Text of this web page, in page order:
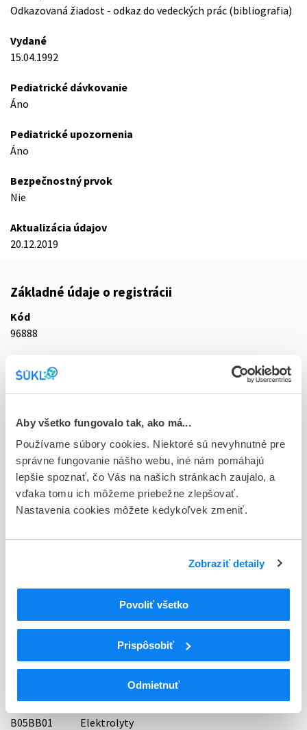
Aby všetko fungovalo tak, ako má...
Používame súbory cookies. Niektoré sú nevyhnutné pre
správne fungovanie nášho webu, iné nám pomáhajú
lepšie spoznať, čo Vás na našich stránkach zaujalo, a
vďaka tomu ich môžeme priebežne zlepšovať.
Nastavenia cookies môžete kedykoľvek zmeniť.
Zobraziť detaily
Povoliť všetko
Prispôsobiť
Odmietnuť
Odkazovaná žiadost - odkaz do vedeckých prác (bibliografia)
Vydané
15.04.1992
Pediatrické dávkovanie
Áno
Pediatrické upozornenia
Áno
Bezpečnostný prvok
Nie
Aktualizácia údajov
20.12.2019
Základné údaje o registrácii
Kód
96888
Registračné číslo
76/0281/92-CS
sol inf 1x500 ml (PE fľa.)
Stav
D - Registrácia bez obmedzenia platnosti
Typ registračnej procedúry
KRV A KRVOTVORNÉ ORGÁNY
INTRAVENÓZNE ROZTOKY
B05BB01
Elektrolyty